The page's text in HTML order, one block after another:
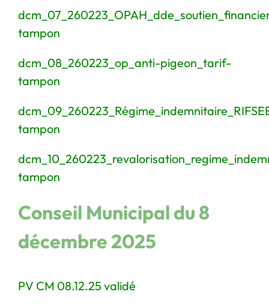
tampon
dcm_08_260223_op_anti-pigeon_tarif-
tampon
tampon
tampon
Conseil Municipal du 8
décembre 2025
PV CM 08.12.25 validé